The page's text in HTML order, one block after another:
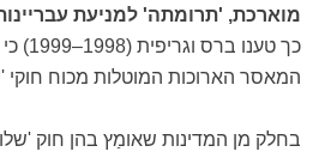
מוארכת, 'תרומתה' למניעת
כך טענו
המאסר הארוכות המוטלות מכוח חוקי
בחלק מן המדינות שאומַץ בהן חוק